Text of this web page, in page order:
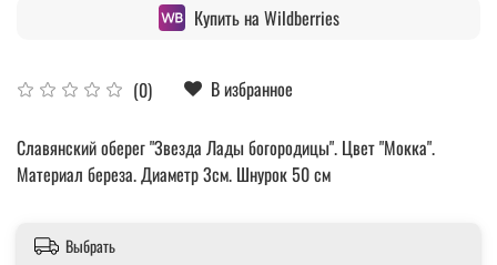
(0) В избранное
Купить на Wildberries
Славянский оберег "Звезда Лады богородицы". Цвет "Мокка".
Материал береза. Диаметр 3см. Шнурок 50 см
Выбрать